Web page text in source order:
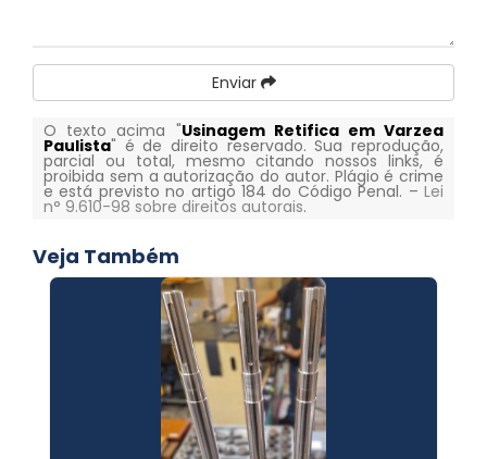
Enviar
O texto acima "Usinagem Retifica em Varzea
Paulista" é de direito reservado. Sua reprodução,
parcial ou total, mesmo citando nossos links, é
proibida sem a autorização do autor. Plágio é crime
e está previsto no artigo 184 do Código Penal. – Lei
n° 9.610-98 sobre direitos autorais.
Veja Também